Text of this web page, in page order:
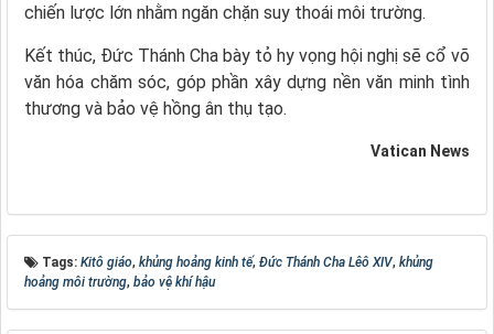
chiến lược lớn nhằm ngăn chặn suy thoái môi trường.
Kết thúc, Đức Thánh Cha bày tỏ hy vọng hội nghị sẽ cổ võ
văn hóa chăm sóc, góp phần xây dựng nền văn minh tình
thương và bảo vệ hồng ân thụ tạo.
Vatican News
Tags: Kitô giáo, khủng hoảng kinh tế, Đức Thánh Cha Lêô XIV, khủng
hoảng môi trường, bảo vệ khí hậu